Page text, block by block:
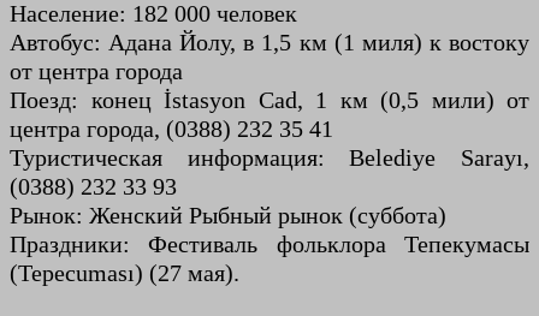
Население: 182 000 человек
Автобус: Адана Йолу, в 1,5 км (1 миля) к востоку
от центра города
Поезд: конец İstasyon Cad, 1 км (0,5 мили) от
центра города, (0388) 232 35 41
Туристическая информация: Belediye Sarayı,
(0388) 232 33 93
Рынок: Женский Рыбный рынок (суббота)
Праздники: Фестиваль фольклора Тепекумасы
(Tepecuması) (27 мая).